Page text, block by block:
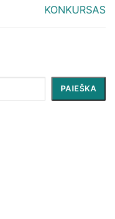
KONKURSAS
PAIEŠKA